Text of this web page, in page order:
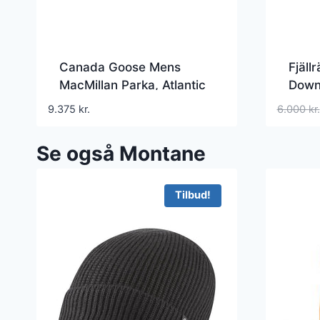
Canada Goose Mens
MacMillan Parka, Atlantic
Navy
9.375 kr.
Black
6.000kr.
Se også Montane
Tilbud!